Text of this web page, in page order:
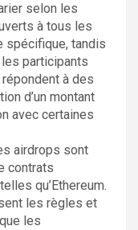
selon les
à tous les
spécifique, tandis
les participants
à des
d’un montant
avec certaines
airdrops sont
contrats
qu’Ethereum.
les règles et
les